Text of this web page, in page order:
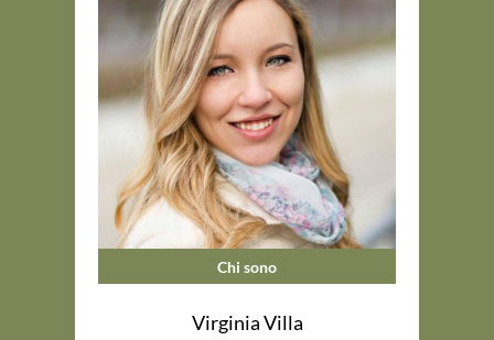
Chi sono
Virginia Villa